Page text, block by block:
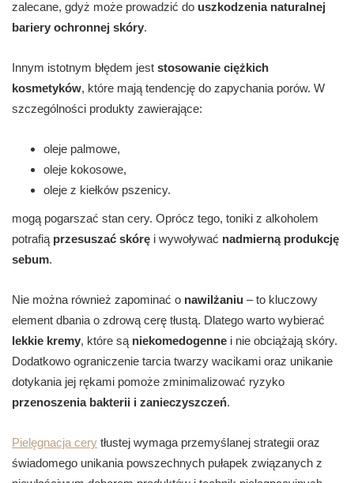
zalecane, gdyż może prowadzić do uszkodzenia naturalnej
bariery ochronnej skóry.
Innym istotnym błędem jest stosowanie ciężkich
kosmetyków, które mają tendencję do zapychania porów. W
szczególności produkty zawierające:
oleje palmowe,
oleje kokosowe,
oleje z kiełków pszenicy.
mogą pogarszać stan cery. Oprócz tego, toniki z alkoholem
potrafią przesuszać skórę i wywoływać nadmierną produkcję
sebum.
Nie można również zapominać o nawilżaniu – to kluczowy
element dbania o zdrową cerę tłustą. Dlatego warto wybierać
lekkie kremy, które są niekomedogenne i nie obciążają skóry.
Dodatkowo ograniczenie tarcia twarzy wacikami oraz unikanie
dotykania jej rękami pomoże zminimalizować ryzyko
przenoszenia bakterii i zanieczyszczeń.
Pielęgnacja cery tłustej wymaga przemyślanej strategii oraz
świadomego unikania powszechnych pułapek związanych z